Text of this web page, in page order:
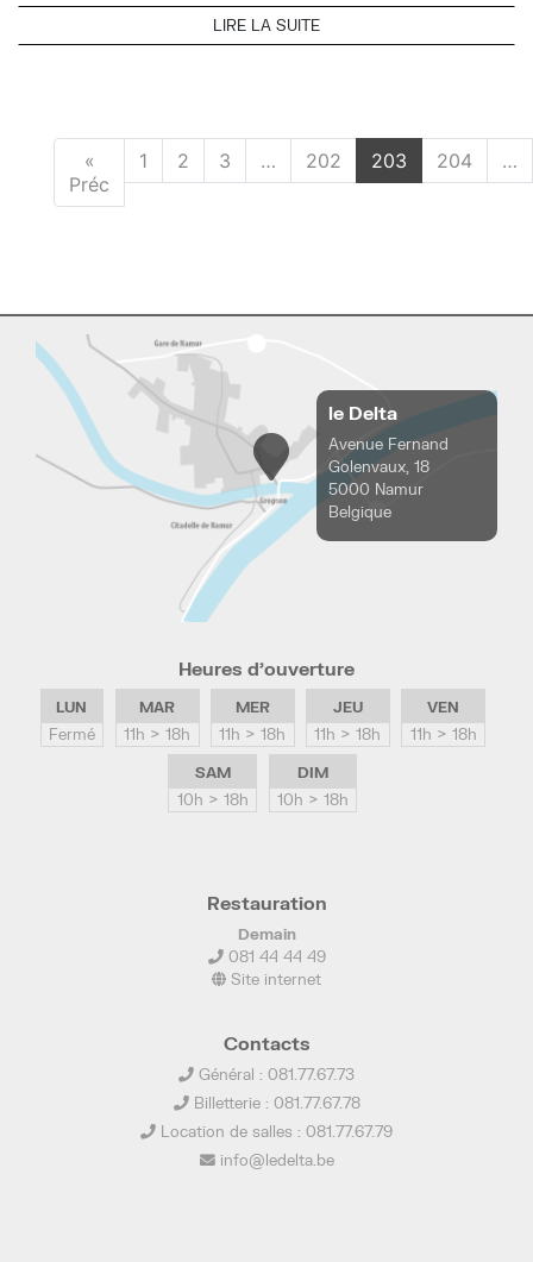
LIRE LA SUITE
«
Préc
1 2 3 … 202 203 204 …
le Delta
Avenue Fernand
Golenvaux, 18
5000 Namur
Belgique
Heures d’ouverture
LUN
Fermé
MAR
11h > 18h
MER
11h > 18h
JEU
11h > 18h
VEN
11h > 18h
SAM
10h > 18h
DIM
10h > 18h
Restauration
Demain
081 44 44 49
Site internet
Contacts
Général : 081.77.67.73
Billetterie : 081.77.67.78
Location de salles : 081.77.67.79
info@ledelta.be